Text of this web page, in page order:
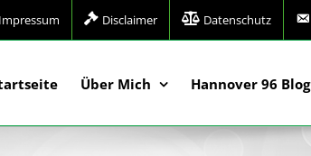
Impressum Disclaimer Datenschutz
Über Mich Hannover 96 Blog